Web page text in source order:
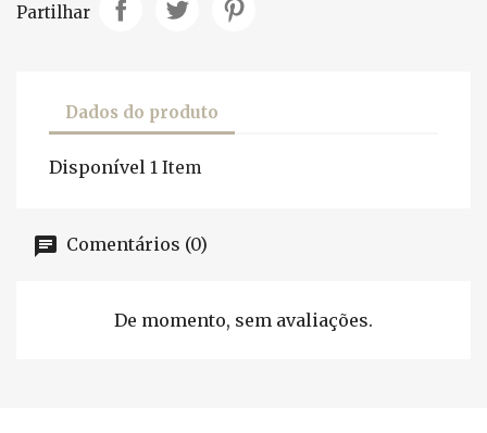
Partilhar
Dados do produto
Disponível 1 Item
Comentários (0)
De momento, sem avaliações.